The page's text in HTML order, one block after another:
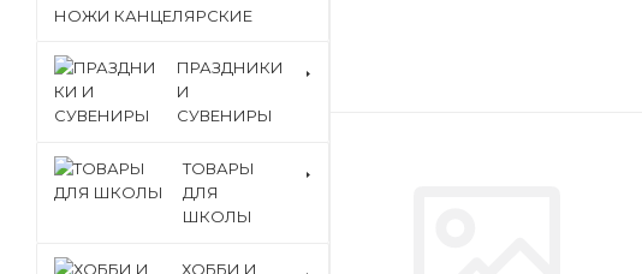
НОЖИ КАНЦЕЛЯРСКИЕ
ПРАЗДНИКИ
И
СУВЕНИРЫ
ТОВАРЫ
ДЛЯ
ШКОЛЫ
ХОББИ И